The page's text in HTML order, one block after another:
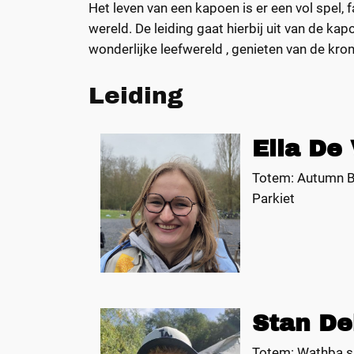
Het leven van een kapoen is er een vol
wereld. De leiding gaat hierbij uit van de
wonderlijke leefwereld , genieten van de
Leiding
Ella De
Totem: Autumn
Parkiet
Stan